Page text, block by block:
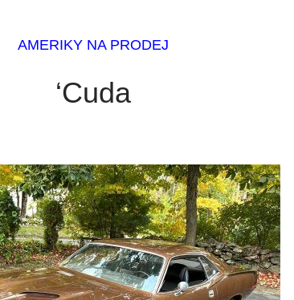
AMERIKY NA PRODEJ
‘Cuda